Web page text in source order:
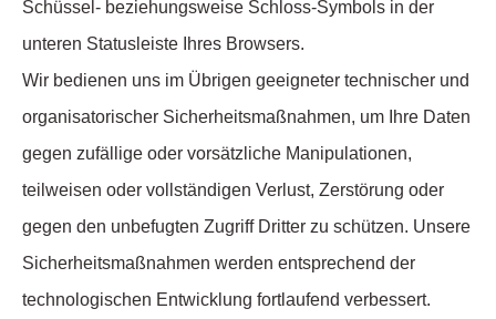
Schüssel- beziehungsweise Schloss-Symbols in der
unteren Statusleiste Ihres Browsers.
Wir bedienen uns im Übrigen geeigneter technischer und
organisatorischer Sicherheitsmaßnahmen, um Ihre Daten
gegen zufällige oder vorsätzliche Manipulationen,
teilweisen oder vollständigen Verlust, Zerstörung oder
gegen den unbefugten Zugriff Dritter zu schützen. Unsere
Sicherheitsmaßnahmen werden entsprechend der
technologischen Entwicklung fortlaufend verbessert.